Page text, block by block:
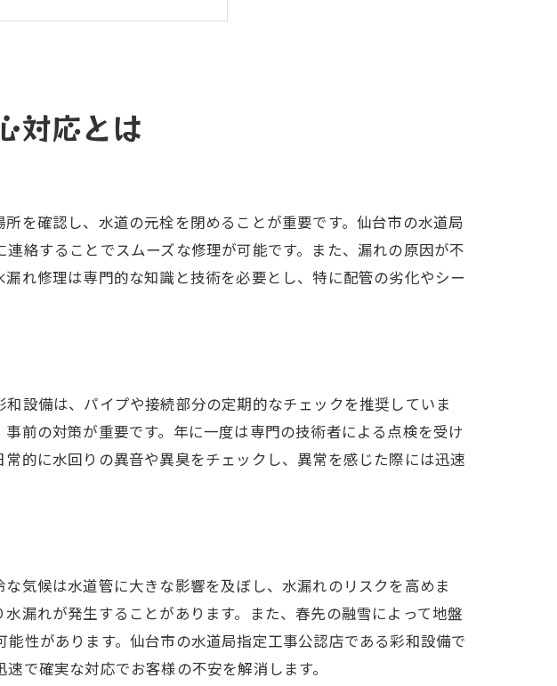
概算
する水漏れ修理のプロ意識
理工程
心感
ント
彩和設備の信頼性
対応とは
を確認し、水道の元栓を閉めることが重要です。仙台市の水道局
絡することでスムーズな修理が可能です。また、漏れの原因が不
れ修理は専門的な知識と技術を必要とし、特に配管の劣化やシー
設備は、パイプや接続部分の定期的なチェックを推奨していま
前の対策が重要です。年に一度は専門の技術者による点検を受け
的に水回りの異音や異臭をチェックし、異常を感じた際には迅速
気候は水道管に大きな影響を及ぼし、水漏れのリスクを高めま
漏れが発生することがあります。また、春先の融雪によって地盤
性があります。仙台市の水道局指定工事公認店である彩和設備で
で確実な対応でお客様の不安を解消します。